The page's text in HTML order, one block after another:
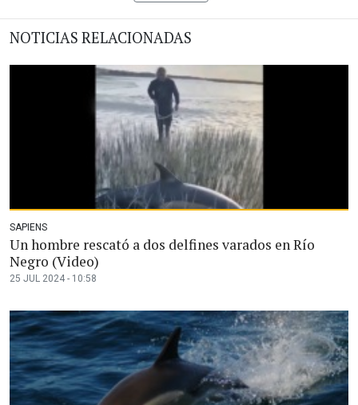
NOTICIAS RELACIONADAS
SAPIENS
Un hombre rescató a dos delfines varados en Río
Negro (Video)
25 JUL 2024 - 10:58